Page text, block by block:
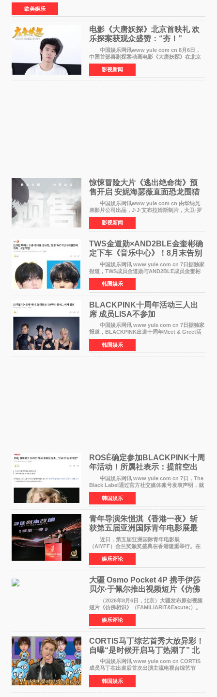
顿）举办婚宴，邀请家人与朋友们喝喜酒，庆祝
欧美娱乐
电影《大唐妖探》北京首映礼 欢
乐探案获观众盛赞：“夯！”
中国娱乐网讯www yule com cn 8月6日，
中国首部喜剧探案动画电影《大唐妖探》在北京
举办电影首映礼。导演程腾、联合导演黄珉、总
制片人曹紫建、制片人李莹莹，配音导演张喆，
对白指导程寅，领
影视新闻
惊悚冒险大片《逃出绝命街》预
售开启 安妮海瑟薇直面恐龙围猎
中国娱乐网讯www yule com cn 由华纳兄
弟影片公司出品，J·J·艾布拉姆斯制片，大卫·罗
伯特·米切尔执导，好莱坞巨星安妮·海瑟薇和伊万
·麦克格雷格领衔主演的2026暑期惊悚冒险大片
《逃出绝
影视新闻
TWS金道勋×AND2BLE金奎彬确
定下车《音乐中心》！8月末告别
MC席位
中国娱乐网讯 www yule com cn 7日据独家
报道，TWS成员金道勋与AND2BLE成员金奎彬
将于8月离开《音乐中心》MC的位置。 金道
勋与金奎彬于去年3月与H2H A-NA一起被选为
《音乐中心》MC，约1
韩国娱乐
BLACKPINK十周年活动三人出
席 成员LISA不参加
中国娱乐网讯 www yule com cn 7日据独家
报道，BLACKPINK出道十周年Meet & Greet活
动将由智秀、ROS&Eacute;、JENNIE出席，
LISA将缺席。 此前BLACKPINK所属社YG并
未为组合出道十周年做
韩国娱乐
ROSÉ确定参加BLACKPINK十周
年活动！所属社表示：提前空出
了时间
中国娱乐网讯 www yule com cn 7日，The
Black Label通过官方社交媒体账号发表声明，就
近期网络上关于ROS&Eacute;个人行程及是否参
加BLACKPINK出道纪念活动的种种猜测作出正
式回应。 Th
韩国娱乐
青年导演朱愷淇《香港一夜》斩
获第五届亚洲国际青年电影展最
佳剧本改编奖
近日，第五届亚洲国际青年电影展
（AIYFF）金兰奖颁奖盛典在香港隆重举行。在
这场汇聚数百位海内外电影人、文化界人士及媒
体代表的亚洲青年影视盛会上，香港本土电影
《香港一夜》（Dawn in Ho
娱乐评论
大疆 Osmo Pocket 4P 携手伊莎
贝尔·于佩尔推出视频短片《仿佛
相识》
（2026年8月6日，北京）大疆发布原创视频
短片《仿佛相识》（FAMILIARIT&Eacute;）。
视频短片由戛纳国际电影节最佳女演员伊莎贝尔·
于佩尔（Isabelle Huppert）主演，全程使用大
疆首款双主摄口
娱乐评论
CORTIS马丁综艺首秀大放异彩！
自曝“是时候开启马丁热潮了” 北
美巡演火热进行中
中国娱乐网讯 www yule com cn CORTIS
成员马丁在出道后首次出演主流电视台综艺节
目，展现了多才多艺的魅力。 马丁出演了5日
播出的MBC《Radio Star》Fashion与Passion
之间，I&lsquo;m
韩国娱乐